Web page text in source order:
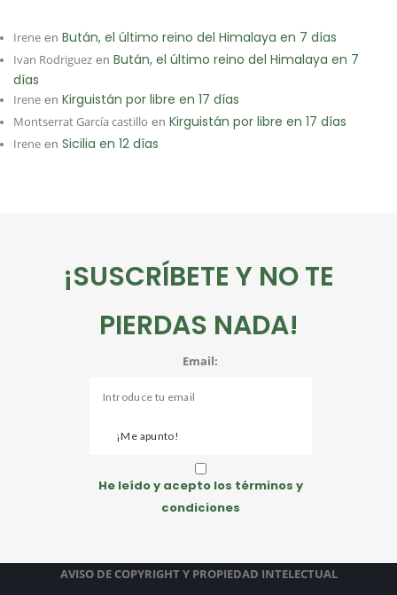
Irene en Bután, el último reino del Himalaya en 7 días
Ivan Rodriguez en Bután, el último reino del Himalaya en 7
días
Irene en Kirguistán por libre en 17 días
Montserrat García castillo en Kirguistán por libre en 17 días
Irene en Sicilia en 12 días
¡SUSCRÍBETE Y NO TE
PIERDAS NADA!
Email:
He leído y acepto los términos y
condiciones
AVISO DE COPYRIGHT Y PROPIEDAD INTELECTUAL